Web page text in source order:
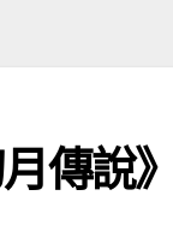
傳說